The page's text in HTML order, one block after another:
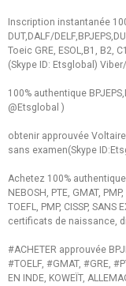
Inscription instantanée
DUT,DALF/
Toeic GRE, ESOL,B1, B2,
(Skype ID: Etsglobal)
100% authentique
@Etsglobal )
obtenir approuvée
sans examen(Skype
Achetez 100%
NEBOSH, PTE, GMAT,
TOEFL, PMP, CISSP,
certificats de naissance,
#ACHETER approuvée
#TOELF, #GMAT, #GRE,
EN INDE, KOWEÏT,